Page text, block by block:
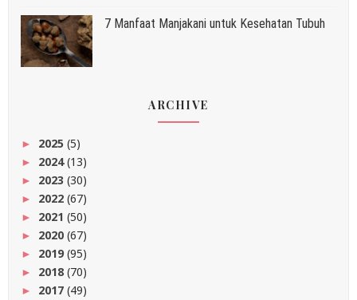
7 Manfaat Manjakani untuk Kesehatan Tubuh
ARCHIVE
► 2025 (5)
► 2024(13)
► 2023 (30)
► 2022 (67)
► 2021 (50)
► 2020 (67)
► 2019(95)
► 2018 (70)
► 2017 (49)